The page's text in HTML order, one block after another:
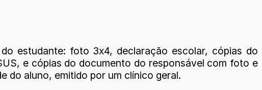
estudante: foto 3x4, declaração escolar, cópias do
e cópias do documento do responsável com foto e
do aluno, emitido por um clínico geral.